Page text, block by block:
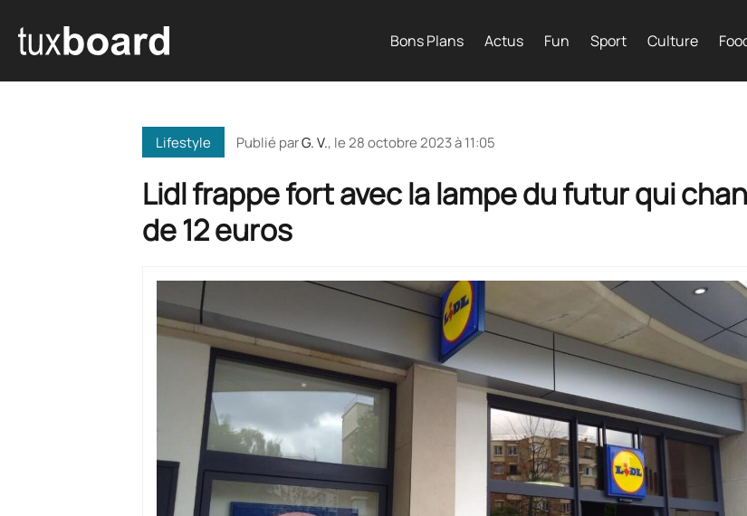
Bons Plans Actus Fun Sport Culture
Lifestyle Publié parG. V., le28 octobre 2023 à 11:05
Lidl frappe fort avec la lampe du futur qui
de 12 euros